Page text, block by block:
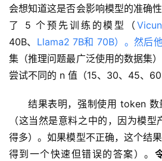
会想知道这是否会影响模型的准确
了 5 个预先训练的模型（
40B、 Llama2 7B和 70B）。然后
集（推理问题最广泛使用的数据集
尝试不同的 n 值（15、30、45、60
结果表明，强制使用 token 数
（这当然是意料之中的，因为模
得多）。如果模型不正确，这个结
得到一个快速但错误的答案）。